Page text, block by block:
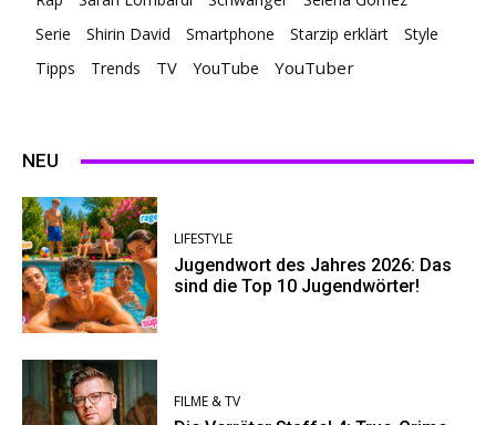
Serie
Shirin David Smartphone Starzip erklärt
Style
Tipps
Trends TV YouTube YouTuber
NEU
LIFESTYLE
Jugendwort des Jahres 2026: Das
sind die Top 10 Jugendwörter!
FILME & TV